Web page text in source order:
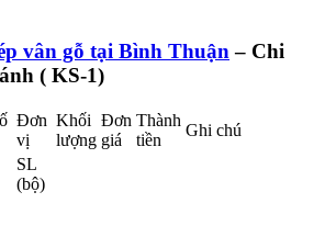
vân gỗ tại Bình Thuận – Chi
( KS-1)​
Đơn
vị
Khối
lượng
Đơn
giá
Thành
tiền
Ghi chú
SL
(bộ)